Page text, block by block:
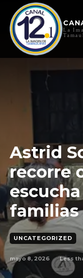
La
Astrid
recorre
familias
UNCATEGORIZED
mayo 8, 2026 Less